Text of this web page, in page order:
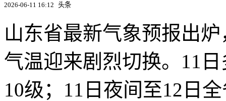
2026-06-11 16:12 头条
山东省最新气象预报出
气温迎来剧烈切换。11
10级；11日夜间至12日